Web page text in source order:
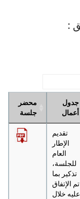
:
جدول
أعمال
محضر
جلسة
تقديم
الإطار
العام
للجلسة،
تذكير بما
تم الإتفاق
عليه خلال